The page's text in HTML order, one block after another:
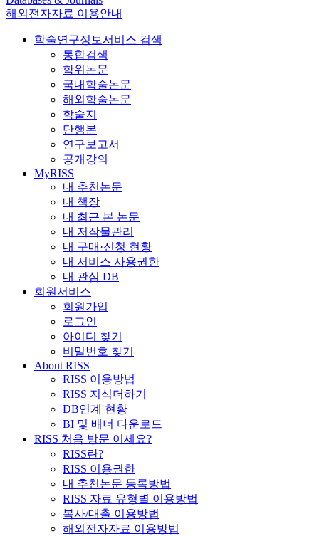
해외전자자료 이용안내
학술연구정보서비스 검색
통합검색
학위논문
국내학술논문
해외학술논문
학술지
단행본
연구보고서
공개강의
MyRISS
내 추천논문
내 책장
내 최근 본 논문
내 저작물관리
내 구매·신청 현황
내 서비스 사용권한
내 관심 DB
회원서비스
회원가입
로그인
아이디 찾기
비밀번호 찾기
About RISS
RISS 이용방법
RISS 지식더하기
DB연계 현황
BI 및 배너 다운로드
RISS 처음 방문 이세요?
RISS란?
RISS 이용권한
내 추천논문 등록방법
RISS 자료 유형별 이용방법
복사/대출 이용방법
해외전자자료 이용방법